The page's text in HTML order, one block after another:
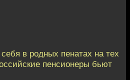
в родных пенатах на тех
пенсионеры бьют